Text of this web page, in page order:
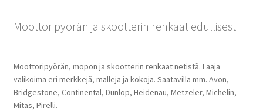
Moottoripyörän ja skootterin renkaat edullisesti
Moottoripyörän, mopon ja skootterin renkaat netistä. Laaja
valikoima eri merkkejä, malleja ja kokoja. Saatavilla mm. Avon,
Bridgestone, Continental, Dunlop, Heidenau, Metzeler, Michelin,
Mitas, Pirelli.